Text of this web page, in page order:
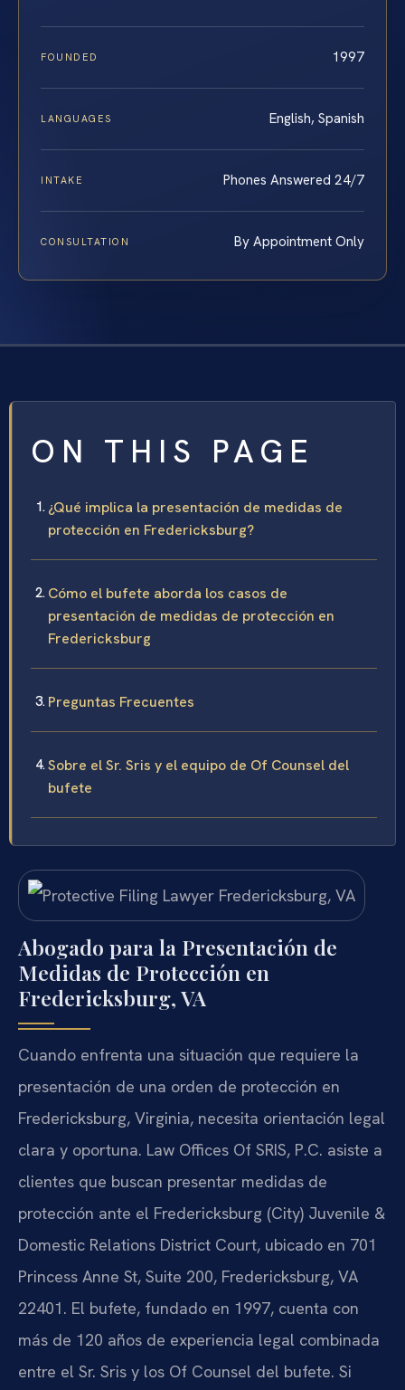
FOUNDED 1997
LANGUAGES English, Spanish
INTAKE Phones Answered 24/7
CONSULTATION By Appointment Only
ON THIS PAGE
¿Qué implica la presentación de medidas de
protección en Fredericksburg?
Cómo el bufete aborda los casos de
presentación de medidas de protección en
Fredericksburg
Preguntas Frecuentes
Sobre el Sr. Sris y el equipo de Of Counsel del
bufete
Abogado para la Presentación de
Medidas de Protección en
Fredericksburg, VA
Cuando enfrenta una situación que requiere la
presentación de una orden de protección en
Fredericksburg, Virginia, necesita orientación legal
clara y oportuna. Law Offices Of SRIS, P.C. asiste a
clientes que buscan presentar medidas de
protección ante el Fredericksburg (City) Juvenile &
Domestic Relations District Court, ubicado en 701
Princess Anne St, Suite 200, Fredericksburg, VA
22401. El bufete, fundado en 1997, cuenta con
más de 120 años de experiencia legal combinada
entre el Sr. Sris y los Of Counsel del bufete. Si